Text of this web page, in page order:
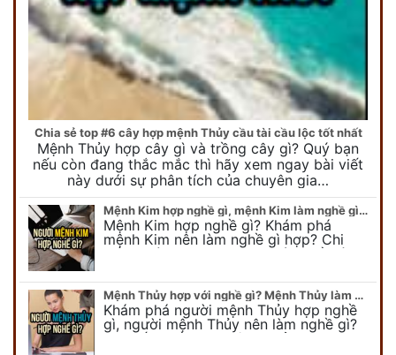
Chia sẻ top #6 cây hợp mệnh Thủy cầu tài cầu lộc tốt nhất
Mệnh Thủy hợp cây gì và trồng cây gì? Quý bạn
nếu còn đang thắc mắc thì hãy xem ngay bài viết
này dưới sự phân tích của chuyên gia…
Mệnh Kim hợp nghề gì, mệnh Kim làm nghề gì để #Phát Tài Lộc
Mệnh Kim hợp nghề gì? Khám phá
mệnh Kim nên làm nghề gì hợp? Chi
tiết người mang kim hợp với nghề gì sẽ
Mệnh Thủy hợp với nghề gì? Mệnh Thủy làm nghề gì để #Ăn nên làm ra
Khám phá người mệnh Thủy hợp nghề
gì, người mệnh Thủy nên làm nghề gì?
Chi tiết nghề hợp mệnh Thủy sẽ được